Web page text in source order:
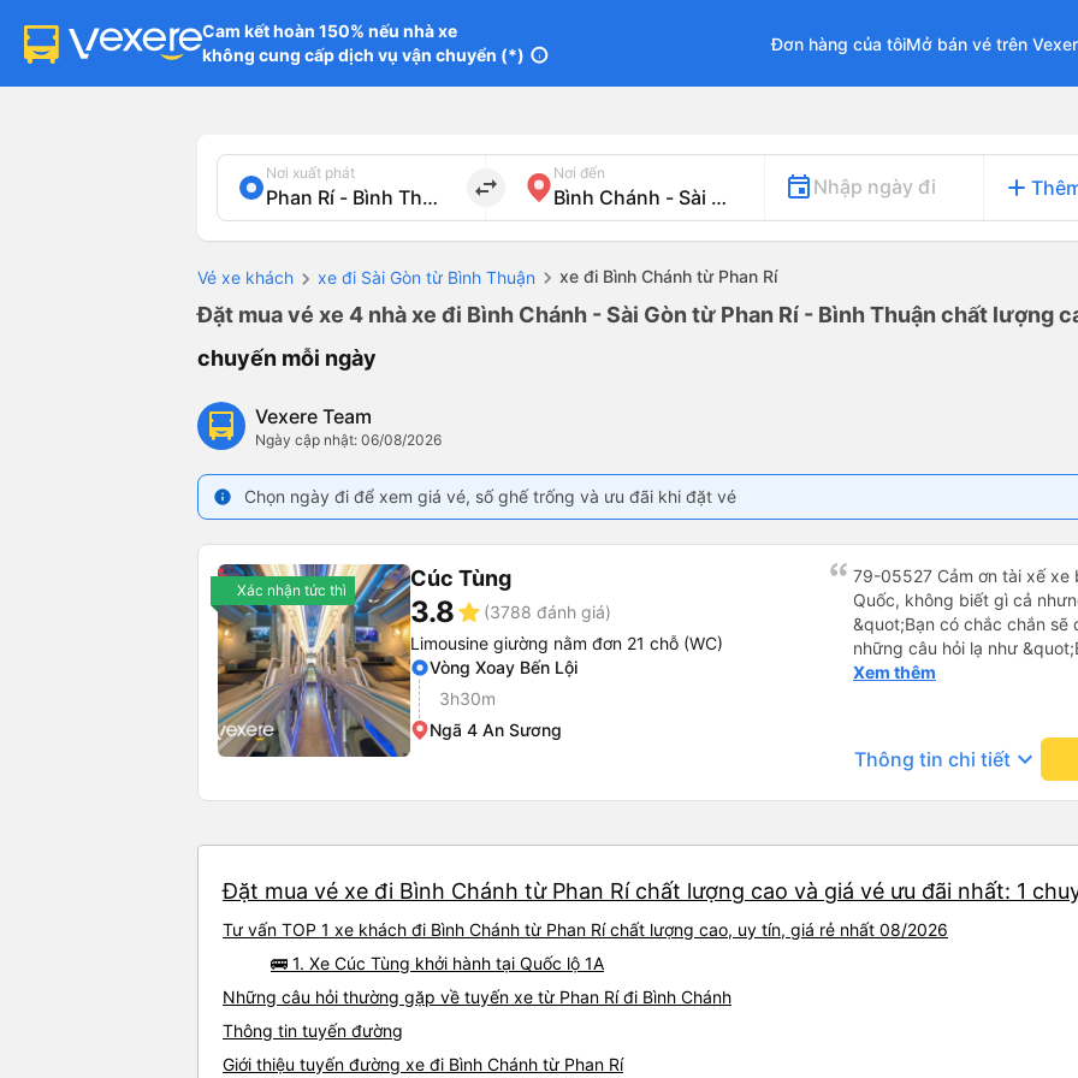
Cam kết hoàn 150% nếu nhà xe
không cung cấp dịch vụ vận chuyển (*) info
Đơn hàng của tôiMở bán vé trên
Nơi xuất phát
import_export
Nơi đến
Nhập ngày đi add
Vé xe khách xe đi Sài Gòn từ Bình Thuận xe đi Bình Chánh từ Phan Rí
Đặt mua vé xe 4 nhà xe đi Bình Chánh - Sài Gòn từ Phan Rí - Bình Thuận chất lượng
chuyến mỗi ngày
Vexere Team
Ngày cập nhật: 06/08/2026
info Chọn ngày đi để xem giá vé, số ghế trống và ưu đãi khi đặt vé
Xác nhận tức thì Cúc Tùng
3.8star (3788 đánh giá)
Limousine giường nằm đơn 21 chỗ (WC)
Vòng Xoay Bến Lội
3h30m
Ngã 4 An Sương
79-05527 Cảm ơn tài xế xe
Quốc, không biết gì cả
&quot;Bạn có chắc chắn sẽ
những câu hỏi lạ như
sạn của chúng tôi
và thậm chí còn đón tôi tại
buổi sáng. ngu ngốc đến
buýt 79-05527 rất nhiều tài
liên tục hỏi trên Google
khách sạn của chúng tôi
Xem thêm
Thông tin chi tiết keyboard_arrow_down
Đặt mua vé xe đi Bình Chánh từ Phan Rí chất lượng cao và giá vé ưu đãi nhất: 1
Tư vấn TOP 1 xe khách đi Bình Chánh từ Phan Rí chất lượng cao, uy tín, giá rẻ nhất 08/2026
🚌 1. Xe Cúc Tùng khởi hành tại Quốc lộ 1A
Những câu hỏi thường gặp về tuyến xe từ Phan Rí đi Bình Chánh
Thông tin tuyến đường
Giới thiệu tuyến đường xe đi Bình Chánh từ Phan Rí